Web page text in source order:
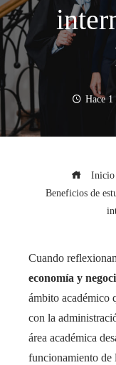
Hace 1
Inicio
Beneficios de
Cuando
economía y
ámbito académico
con la
área académica
funcionamiento de